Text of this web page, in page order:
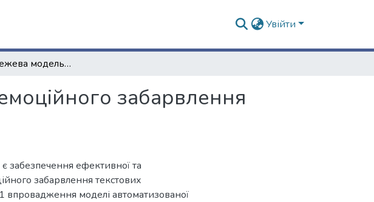
Увійти
Нейромережева модель для аналізу емоційного забарвлення тексту
забарвлення
забезпечення ефективної та
забарвлення текстових
впровадження моделі автоматизованої